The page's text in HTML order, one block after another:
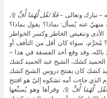
– تبارك وتعالى –فَلَا تَقُل لَّهُمَا أُفٍّ۩،
عنه يُسأل: بماذا؟ يقول بماذا؟
وتنغيص الخاطر وكسر الخواطر
مُحرَّم، سواء كان أقل من التأفف أو
بالله، وقد وقع أحد الفسقة في هذا –
الحميد كشك، الشيخ عبد الحميد كشك
كشك كان يفتتح دروس الشيخ كشك
الذي جاءت أمه تشكوه إليّ هو افتتح
تَقُل لَّهُمَا أُفٍّ۩، وقرأها وهو يُسبِّعها